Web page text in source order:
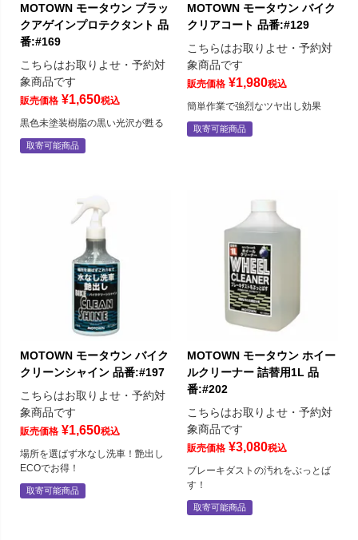
MOTOWN モータウン ブラッ
クアゲインプロテクタント 品
番:#169
こちらはお取りよせ・予約対
象商品です
販売価格 ¥1,650税込
黒色未塗装樹脂の黒い光沢が甦る
取寄可能商品
MOTOWN モータウン バイク
クリアコート 品番:#129
こちらはお取りよせ・予約対
象商品です
販売価格 ¥1,980税込
簡単作業で強烈なツヤ出し効果
取寄可能商品
MOTOWN モータウン バイク
クリーンシャイン 品番:#197
こちらはお取りよせ・予約対
象商品です
販売価格 ¥1,650税込
場所を選ばず水なし洗車！艶出し
ECOでお得！
取寄可能商品
MOTOWN モータウン ホイー
ルクリーナー 詰替用1L 品
番:#202
こちらはお取りよせ・予約対
象商品です
販売価格 ¥3,080税込
ブレーキダストの汚れをぶっとば
す！
取寄可能商品